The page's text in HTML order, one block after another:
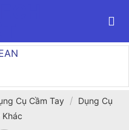
Cụ Cầm Tay / Dụng Cụ
Khác